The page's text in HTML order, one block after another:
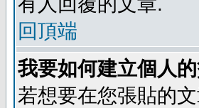
回頂端
我要如何建立個人
若想要在您張貼的